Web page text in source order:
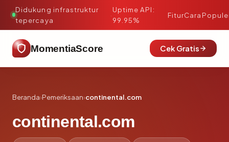
Didukung infrastruktur
tepercaya
·
Uptime API:
99.95%
FiturCara
MomentiaScore Cek Gratis
Beranda›Pemeriksaan›continental.com
continental.com